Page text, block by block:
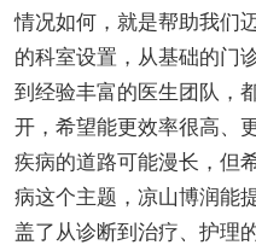
情况如何，就是帮助我们
的科室设置，从基础的门
到经验丰富的医生团队，
开，希望能更效率很高、
疾病的道路可能漫长，但
病这个主题，凉山博润能
盖了从诊断到治疗、护理